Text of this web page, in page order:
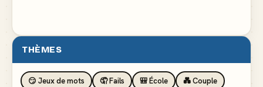
THÈMES
😏 Jeux de mots 🤦 Fails 🎒 École
💑 Couple